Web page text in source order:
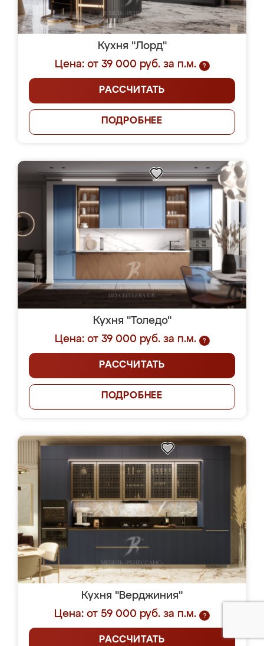
Кухня "Лорд"
Цена: от 39 000 руб. за п.м.
?
РАССЧИТАТЬ
ПОДРОБНЕЕ
Кухня "Толедо"
Цена: от 39 000 руб. за п.м.
?
РАССЧИТАТЬ
ПОДРОБНЕЕ
Кухня "Верджиния"
Цена: от 59 000 руб. за п.м.
?
РАССЧИТАТЬ